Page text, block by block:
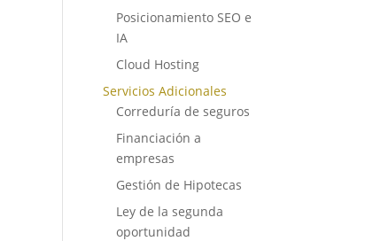
Posicionamiento SEO e
IA
Cloud Hosting
Servicios Adicionales
Correduría de seguros
Financiación a
empresas
Gestión de Hipotecas
Ley de la segunda
oportunidad